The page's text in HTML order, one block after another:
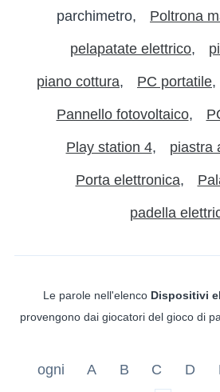
parchimetro Poltrona
pelapatate elettrico
piano cottura PC portatile
Pannello fotovoltaico
Play station 4 piastra
Porta elettronica
padella
Le parole nell'elenco Dispositivi
provengono dai giocatori del gioco di
ogni A B C D